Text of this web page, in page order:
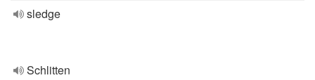
sledge
Schlitten